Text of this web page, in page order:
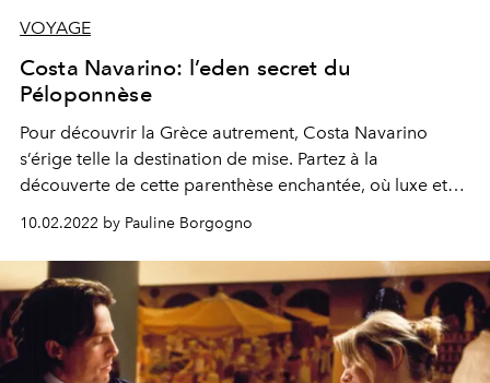
VOYAGE
Costa Navarino: l’eden secret du
Péloponnèse
Pour découvrir la Grèce autrement, Costa Navarino
s’érige telle la destination de mise. Partez à la
découverte de cette parenthèse enchantée, où luxe et
authenticité ne font qu’un.
10.02.2022 by Pauline Borgogno